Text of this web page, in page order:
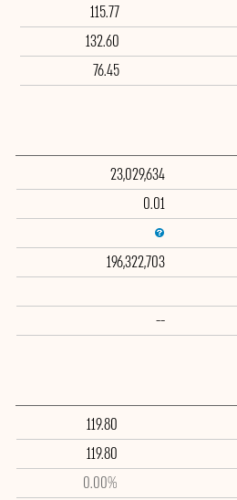
115.77
132.60
76.45
23,029,634
0.01
196,322,703
--
119.80
119.80
0.00%